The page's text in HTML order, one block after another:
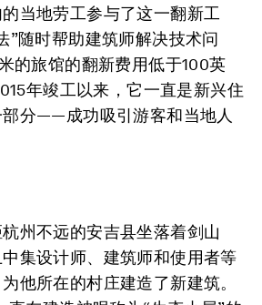
当地劳工参与了这一翻新工
”随时帮助建筑师解决技术问
的旅馆的翻新费用低于100英
年竣工以来，它一直是新兴住
分——成功吸引游客和当地人
州不远的安吉县坐落着剑山
集设计师、建筑师和使用者等
他所在的村庄建造了新建筑。